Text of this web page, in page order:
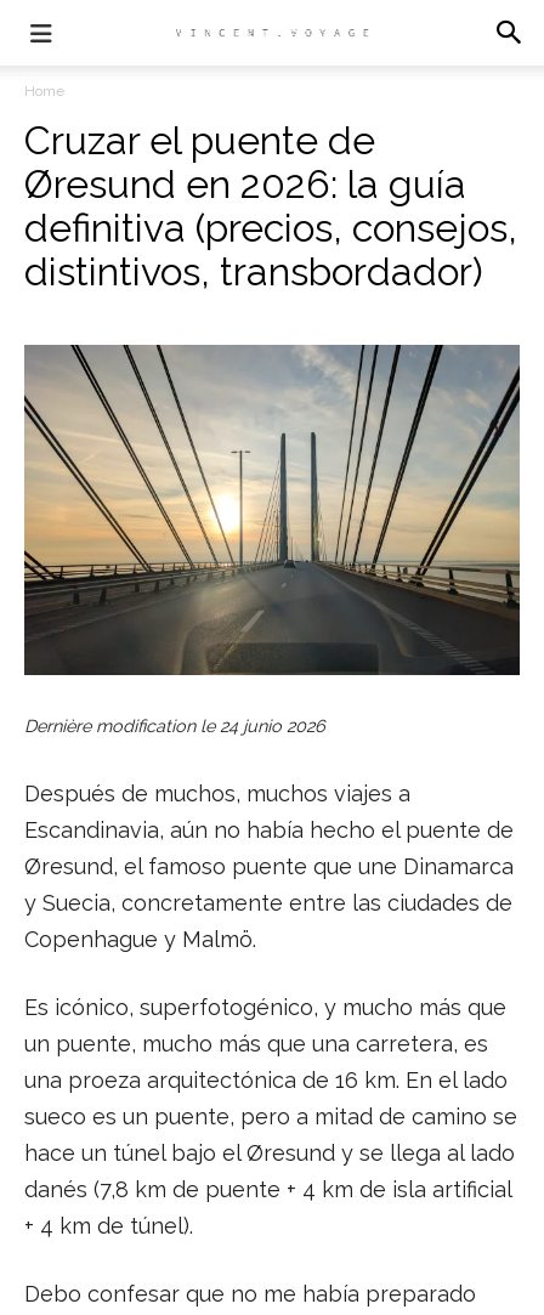
Home
Cruzar el puente de
Øresund en 2026: la guía
definitiva (precios, consejos,
distintivos, transbordador)
Dernière modification le 24 junio 2026
Después de muchos, muchos viajes a
Escandinavia, aún no había hecho el puente de
Øresund, el famoso puente que une Dinamarca
y Suecia, concretamente entre las ciudades de
Copenhague y Malmö.
Es icónico, superfotogénico, y mucho más que
un puente, mucho más que una carretera, es
una proeza arquitectónica de 16 km. En el lado
sueco es un puente, pero a mitad de camino se
hace un túnel bajo el Øresund y se llega al lado
danés (7,8 km de puente + 4 km de isla artificial
+ 4 km de túnel).
Debo confesar que no me había preparado